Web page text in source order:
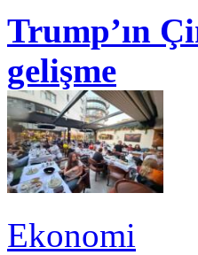
Trump’ın
gelişme
Ekonomi